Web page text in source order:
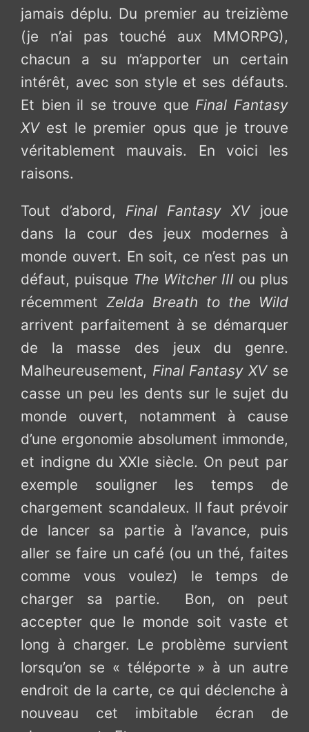
jamais déplu. Du premier au treizième
(je n’ai pas touché aux MMORPG),
chacun a su m’apporter un certain
intérêt, avec son style et ses défauts.
Et bien il se trouve que Final Fantasy
XVest le premier opus que je trouve
véritablement mauvais. En voici les
raisons.
Tout d’abord, Final Fantasy XVjoue
dans la cour des jeux modernes à
monde ouvert. En soit, ce n’est pas un
défaut, puisque The Witcher III ou plus
récemmentZelda Breath to the Wild
arrivent parfaitement à se démarquer
de la masse des jeux du genre.
Malheureusement, Final Fantasy XVse
casse un peu les dents sur le sujet du
monde ouvert, notamment à cause
d’une ergonomie absolument immonde,
et indigne du XXIe siècle. On peut par
exemple souligner les temps de
chargement scandaleux. Il faut prévoir
de lancer sa partie à l’avance, puis
aller se faire un café (ou un thé, faites
comme vous voulez) le temps de
charger sa partie. Bon, on peut
accepter que le monde soit vaste et
long à charger. Le problème survient
lorsqu’on se « téléporte » à un autre
endroit de la carte, ce qui déclenche à
nouveau cet imbitable écran de